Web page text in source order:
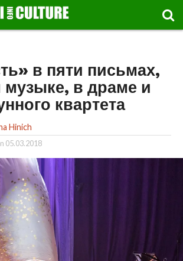
в пяти письмах,
музыке, в драме и
квартета
Hinich
05.03.2018